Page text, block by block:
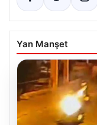
Yan Manşet